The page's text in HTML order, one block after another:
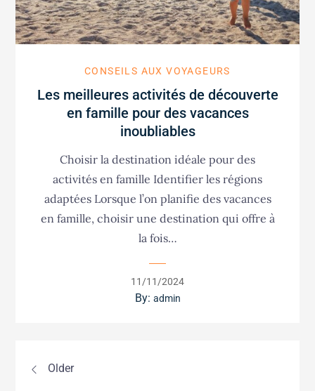
CONSEILS AUX VOYAGEURS
Les meilleures activités de découverte
en famille pour des vacances
inoubliables
Choisir la destination idéale pour des
activités en famille Identifier les régions
adaptées Lorsque l’on planifie des vacances
en famille, choisir une destination qui offre à
la fois…
Posted
on
11/11/2024
By: admin
Navigation
Older